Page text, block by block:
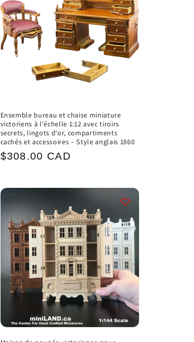
Ensemble bureau et chaise miniature
victoriens à l'échelle 1:12 avec tiroirs
secrets, lingots d'or, compartiments
cachés et accessoires – Style anglais 1860
Prix
$308.00 CAD